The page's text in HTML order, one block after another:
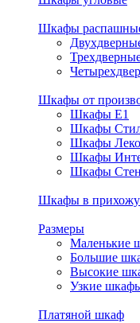
Шкафы
Шкафы от
Шкафы E1
Шкафы
Шкафы Леко
Шкафы
Шкафы
Шкафы в
Размеры
Маленькие
Большие
Высокие
Узкие
Платяной шкаф